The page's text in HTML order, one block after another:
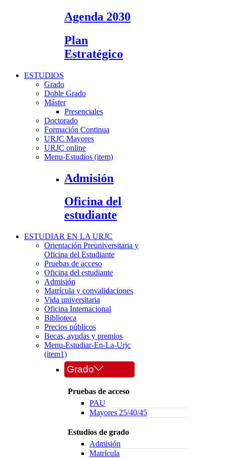
Agenda 2030
Plan
Estratégico
ESTUDIOS
Grado
Doble Grado
Máster
Presenciales
Doctorado
Formación Continua
URJC Mayores
URJC online
Menu-Estudios (item)
Admisión
Oficina del
estudiante
ESTUDIAR EN LA URJC
Orientación Preuniversitaria y
Oficina del Estudiante
Pruebas de acceso
Oficina del estudiante
Admisión
Matrícula y convalidaciones
Vida universitaria
Oficina Internacional
Biblioteca
Precios públicos
Becas, ayudas y premios
Menu-Estudiar-En-La-Urjc
(item1)
Grado
Pruebas de acceso
PAU
Mayores 25/40/45
Estudios de grado
Admisión
Matrícula